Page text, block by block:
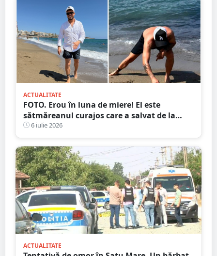
ACTUALITATE
FOTO. Erou în luna de miere! El este
sătmăreanul curajos care a salvat de la
moarte o turistă în Creta
6 iulie 2026
ACTUALITATE